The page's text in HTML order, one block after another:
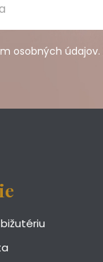
osobných údajov.